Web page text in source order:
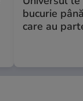
bucurie
care au